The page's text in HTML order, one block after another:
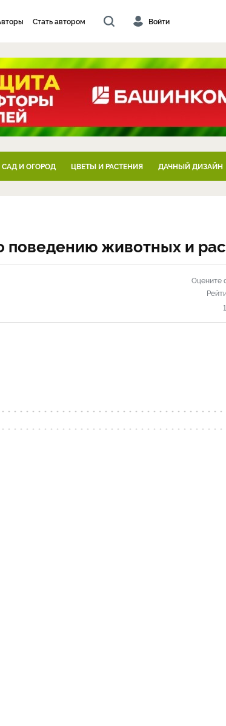
Стать автором Войти
САД И ОГОРОД ЦВЕТЫ И РАСТЕНИЯ ДАЧНЫЙ ДИЗАЙН
поведению животных и
Оцените